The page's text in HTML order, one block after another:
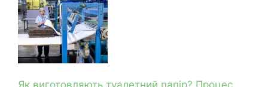
Як виготовляють туалетний папір? Процес